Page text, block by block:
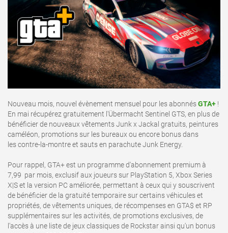
Nouveau mois, nouvel évènement mensuel pour les abonnésGTA+ !
En mai récupérez gratuitement l'Übermacht Sentinel GTS, en plus de
bénéficier de nouveaux vêtements Junk x Jackal gratuits, peintures
caméléon, promotions sur les bureaux ou encore bonus dans
les contre-la-montre et sauts en parachute Junk Energy.
Pour rappel, GTA+ est un programme d'abonnement premium à
7,99  par mois, exclusif aux joueurs sur PlayStation 5, Xbox Series
X|S et la version PC améliorée, permettant à ceux qui y souscrivent
de bénéficier de la gratuité temporaire sur certains véhicules et
propriétés, de vêtements uniques, de récompenses en GTA$ et RP
supplémentaires sur les activités, de promotions exclusives, de
l'accès à une liste de jeux classiques de Rockstar ainsi qu'un bonus